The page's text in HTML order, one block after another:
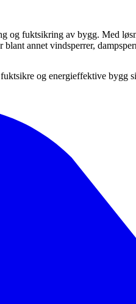
og fuktsikring av bygg. Med
annet vindsperrer,
og energieffektive bygg